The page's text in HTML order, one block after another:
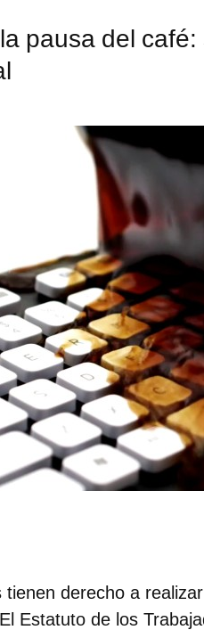
pausa del
tienen derecho a
Estatuto de los